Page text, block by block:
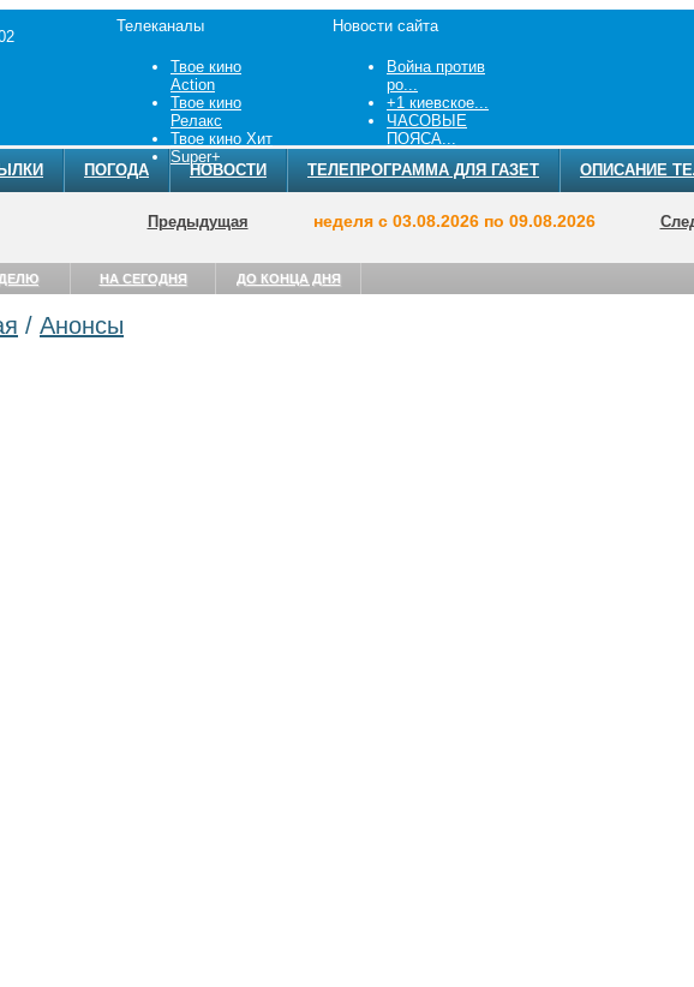
Телеканалы
Твое кино
Action
Твое кино
Релакс
Твое кино Хит
Super+
Новости сайта
Война против
ро...
+1 киевское...
ЧАСОВЫЕ
ПОЯСА...
ПОГОДА НОВОСТИ ТЕЛЕПРОГРАММА ДЛЯ ГАЗЕТ ОПИСАНИЕ
Предыдущая неделя с 03.08.2026 по 09.08.2026
НА СЕГОДНЯ ДО КОНЦА ДНЯ
/ Анонсы